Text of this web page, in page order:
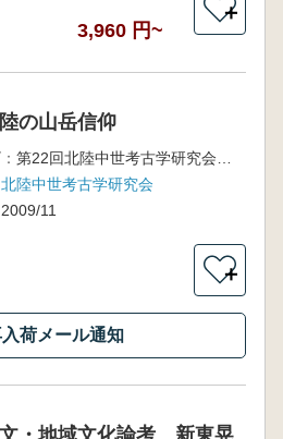
3,960 円~
＋
の山岳信仰
第22回北陸中世考古学研究会資料集
北陸中世考古学研究会
2009/11
＋
荷メール通知